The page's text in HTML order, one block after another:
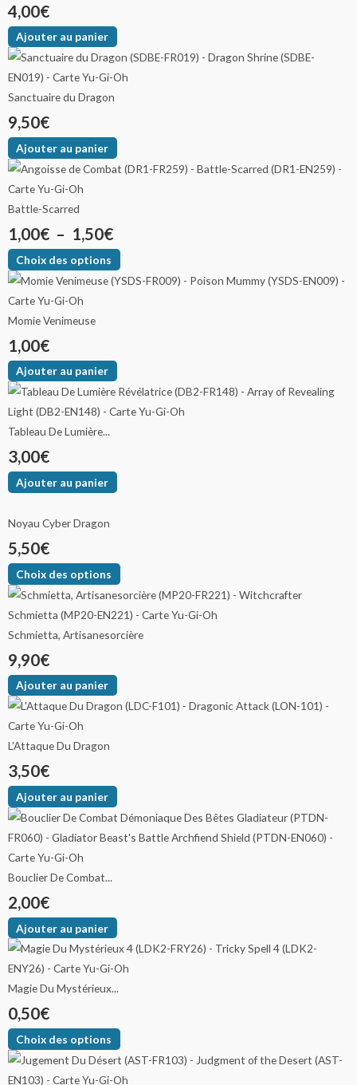
4,00€
Ajouter au panier
Sanctuaire du Dragon
9,50€
Ajouter au panier
Battle-Scarred
1,00€ – 1,50€
Choix des options
Momie Venimeuse
1,00€
Ajouter au panier
Tableau De Lumière...
3,00€
Ajouter au panier
Noyau Cyber Dragon
5,50€
Choix des options
Schmietta, Artisanesorcière
9,90€
Ajouter au panier
L’Attaque Du Dragon
3,50€
Ajouter au panier
Bouclier De Combat...
2,00€
Ajouter au panier
Magie Du Mystérieux...
0,50€
Choix des options